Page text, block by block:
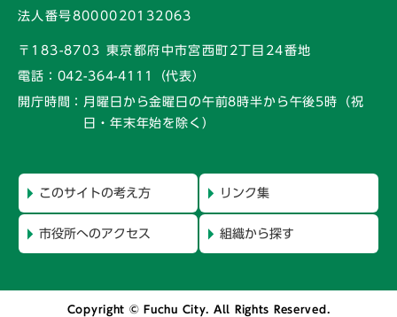
法人番号8000020132063
〒183-8703 東京都府中市宮西町2丁目24番地
電話： 042-364-4111（代表）
開庁時間： 月曜日から金曜日の午前8時半から午後5時 （祝
日・年末年始を除く）
このサイトの考え方 リンク集
市役所へのアクセス 組織から探す
Copyright © Fuchu City. All Rights Reserved.